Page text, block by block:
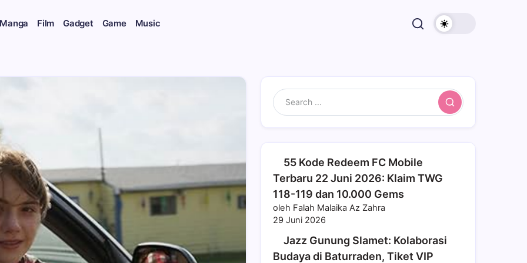
Film Gadget Game Music
Search
55 Kode Redeem FC Mobile
Terbaru 22 Juni 2026: Klaim TWG
118-119 dan 10.000 Gems
oleh Falah Malaika Az Zahra
29 Juni 2026
Jazz Gunung Slamet: Kolaborasi
Budaya di Baturraden, Tiket VIP